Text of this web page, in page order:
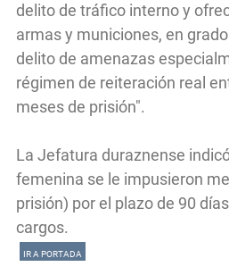
delito de tráfico interno y
armas y municiones, en
delito de amenazas
régimen de reiteración real
meses de prisión".
La Jefatura duraznense
femenina se le impusieron
prisión) por el plazo de 90
cargos.
IR A PORTADA